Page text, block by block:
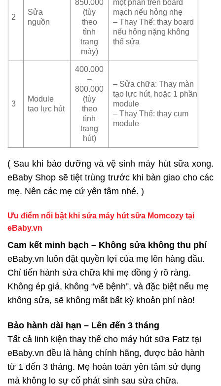
2
Sửa
nguồn
850.000
(tùy
theo
tình
trạng
máy)
một phần trên board
mạch nếu hỏng nhẹ
– Thay Thế: thay board
nếu hỏng nặng không
thể sửa
3
Module
tạo lực hút
400.000
–
800.000
(tùy
theo
tình
trạng
hút)
– Sửa chữa: Thay màn
tạo lực hút, hoặc 1 phần
module
– Thay Thế: thay cụm
module
( Sau khi bảo dưỡng và vệ sinh máy hút sữa xong.
eBaby Shop sẽ tiệt trùng trước khi bàn giao cho các
mẹ. Nên các mẹ cứ yên tâm nhé. )
Ưu điểm nổi bật khi sửa máy hút sữa Momcozy tại
eBaby.vn
Cam kết minh bạch – Không sửa không thu phí
eBaby.vn luôn đặt quyền lợi của mẹ lên hàng đầu.
Chỉ tiến hành sửa chữa khi mẹ đồng ý rõ ràng.
Không ép giá, không “vẽ bệnh”, và đặc biệt nếu mẹ
không sửa, sẽ không mất bất kỳ khoản phí nào!
Bảo hành dài hạn – Lên đến 3 tháng
Tất cả linh kiện thay thế cho máy hút sữa Fatz tại
eBaby.vn đều là hàng chính hãng, được bảo hành
từ 1 đến 3 tháng. Mẹ hoàn toàn yên tâm sử dụng
mà không lo sự cố phát sinh sau sửa chữa.